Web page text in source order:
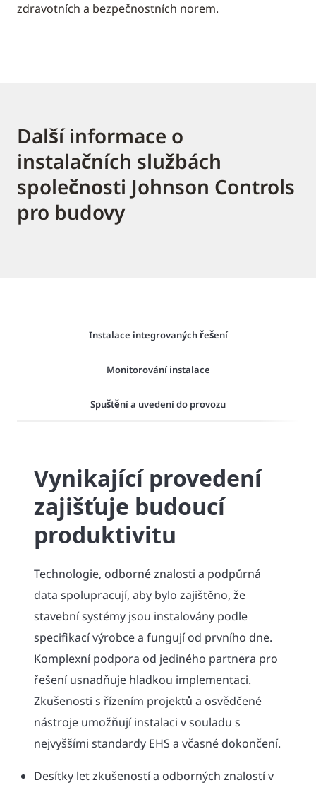
zdravotních a bezpečnostních norem.
Další informace o
instalačních službách
společnosti Johnson Controls
pro budovy
Instalace integrovaných řešení
Monitorování instalace
Spuštění a uvedení do provozu
Vynikající provedení
zajišťuje budoucí
produktivitu
Technologie, odborné znalosti a podpůrná
data spolupracují, aby bylo zajištěno, že
stavební systémy jsou instalovány podle
specifikací výrobce a fungují od prvního dne.
Komplexní podpora od jediného partnera pro
řešení usnadňuje hladkou implementaci.
Zkušenosti s řízením projektů a osvědčené
nástroje umožňují instalaci v souladu s
nejvyššími standardy EHS a včasné dokončení.
Desítky let zkušeností a odborných znalostí v